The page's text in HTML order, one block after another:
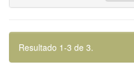
Resultado 1-3 de 3.